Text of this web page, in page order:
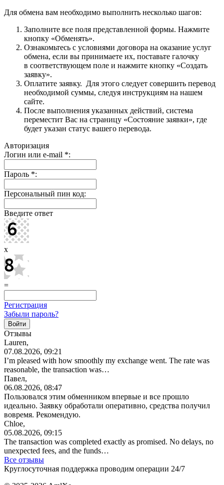
Для обмена вам необходимо выполнить несколько шагов:
Заполните все поля представленной формы. Нажмите
кнопку «Обменять».
Ознакомьтесь с условиями договора на оказание услуг
обмена, если вы принимаете их, поставьте галочку
в соответствующем поле и нажмите кнопку «Создать
заявку».
Оплатите заявку. Для этого следует совершить перевод
необходимой суммы, следуя инструкциям на нашем
сайте.
После выполнения указанных действий, система
переместит Вас на страницу «Состояние заявки», где
будет указан статус вашего перевода.
Авторизация
Логин или e-mail *:
Пароль *:
Персональный пин код:
Введите ответ
x
=
Регистрация
Забыли пароль?
Отзывы
Lauren,
07.08.2026, 09:21
I’m pleased with how smoothly my exchange went. The rate was
reasonable, the transaction was…
Павел,
06.08.2026, 08:47
Пользовался этим обменником впервые и все прошло
идеально. Заявку обработали оперативно, средства получил
вовремя. Рекомендую.
Chloe,
05.08.2026, 09:15
The transaction was completed exactly as promised. No delays, no
unexpected fees, and the funds…
Все отзывы
Круглосуточная поддержка проводим операции 24/7